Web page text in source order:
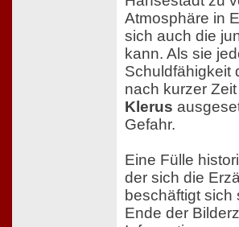
Atmosphäre in
sich auch die
kann. Als sie
Schuldfähigkeit
nach kurzer
Klerus
Gefahr.
Eine Fülle
der sich die
beschäftigt sich
Ende der